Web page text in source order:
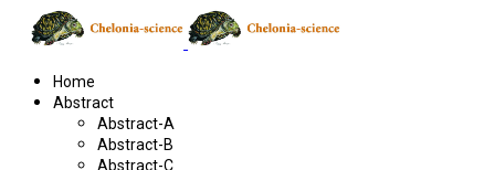
Home
Abstract
Abstract-A
Abstract-B
Abstract-C